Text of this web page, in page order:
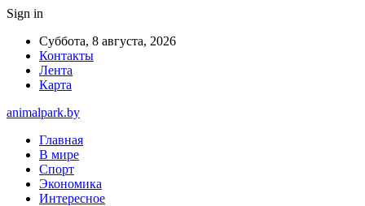
Sign in
Суббота, 8 августа, 2026
Контакты
Лента
Карта
animalpark.by
Главная
В мире
Спорт
Экономика
Интересное